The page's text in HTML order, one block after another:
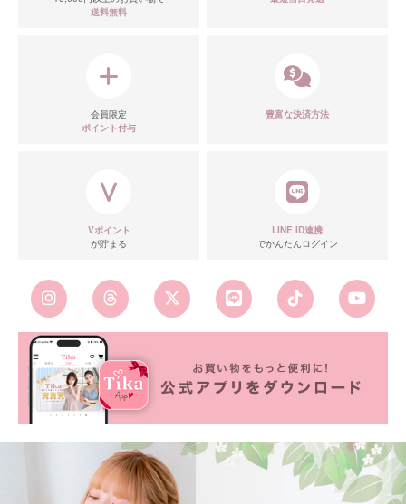
送料無料
会員限定
ポイント付与
豊富な決済方法
Vポイント
が貯まる
LINE ID連携
でかんたんログイン